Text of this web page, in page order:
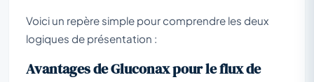
Voici un repère simple pour comprendre les deux
logiques de présentation :
Avantages de Gluconax pour le flux de